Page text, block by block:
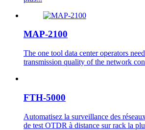
MAP-2100
The one tool data center operators
transmission quality of the network
FTH-5000
Automatisez la surveillance des
de test OTDR à distance sur rack la